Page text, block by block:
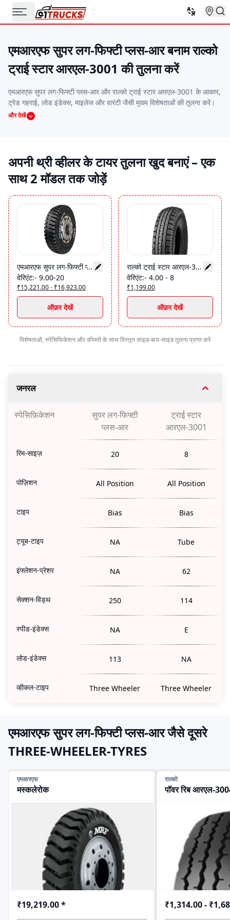
एमआरएफ सुपर लग-फिफ्टी प्लस-आर बनाम राल्को
ट्राई स्टार आरएल-3001 की तुलना करें
एमआरएफ सुपर लग-फिफ्टी प्लस-आर और राल्को ट्राई स्टार आरएल-3001 के आकार,
ट्रेड गहराई, लोड इंडेक्स, माइलेज और वारंटी जैसी मुख्य विशेषताओं की तुलना करें।
यह साइड-बाय-साइड तुलना आपको आपके मार्ग की स्थिति और बजट के अनुसार सही
और देखें
अपनी थ्री व्हीलर के टायर तुलना खुद बनाएं – एक
साथ 2 मॉडल तक जोड़ें
एमआरएफ सुपर लग-फिफ्टी प्लस-आर
वेरिएंट:- 9.00-20
₹15,221.00 - ₹16,923.00
ऑफ़र देखें
राल्को ट्राई स्टार आरएल-3001
वेरिएंट:- 4.00 - 8
₹1,199.00
ऑफ़र देखें
विशेषताओं, स्पेसिफिकेशन और कीमतों के साथ विस्तृत साइड-बाय-साइड तुलना प्राप्त करें
जनरल
स्पेसिफ़िकेशन
सुपर लग-फिफ्टी
प्लस-आर
ट्राई स्टार
आरएल-3001
रिम-साइज़ 20 8
पोज़िशन All Position All Position
टाइप Bias Bias
ट्यूब-टाइप NA Tube
इंफ्लेशन-प्रेशर NA 62
सेक्शन-विड्थ 250 114
स्पीड-इंडेक्स NA E
लोड-इंडेक्स 113 NA
व्हीकल-टाइप Three Wheeler Three Wheeler
एमआरएफ सुपर लग-फिफ्टी प्लस-आर जैसे दूसरे
THREE-WHEELER-TYRES
एमआरएफ
मस्कलेरोक
₹19,219.00*
राल्को
पॉवर रिब आरएल-
₹1,314.00 -